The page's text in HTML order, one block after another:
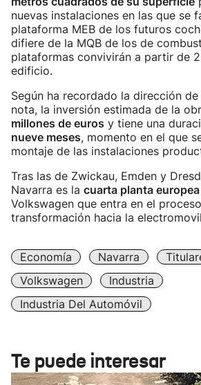
nuevas instalaciones en las que se
plataforma MEB de los futuros
difiere de la MQB de los de
plataformas convivirán a partir de
edificio.
Según ha recordado la dirección
nota, la inversión estimada de la
millones de euros y tiene una
nueve meses, momento en el que
montaje de las instalaciones
Tras las de Zwickau, Emden y
Navarra es la cuarta planta europea
Volkswagen que entra en el
transformación hacia la
Economía Navarra
Volkswagen
Industria
Industria Del Automóvil
Te puede interesar